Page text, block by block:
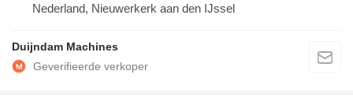
Nederland, Nieuwerkerk aan den IJssel
Duijndam Machines